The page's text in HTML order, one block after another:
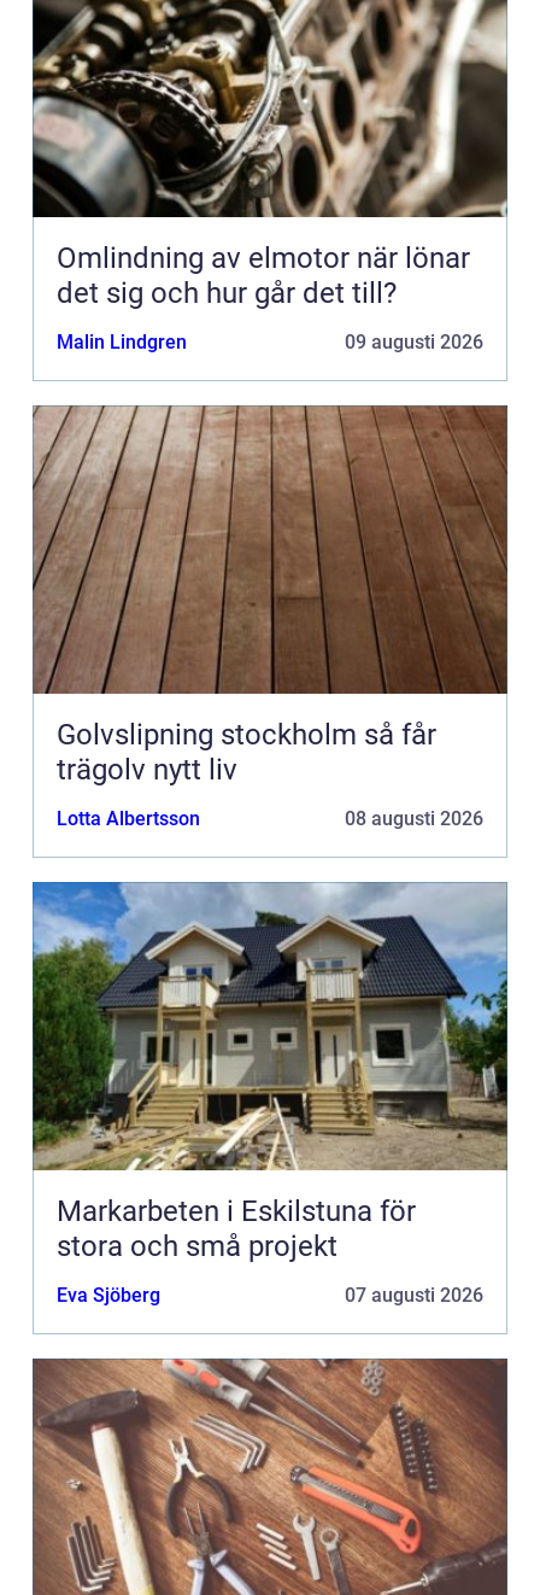
Omlindning av elmotor när lönar
det sig och hur går det till?
Malin Lindgren 09 augusti 2026
Golvslipning stockholm så får
trägolv nytt liv
Lotta Albertsson 08 augusti 2026
Markarbeten i Eskilstuna för
stora och små projekt
Eva Sjöberg 07 augusti 2026